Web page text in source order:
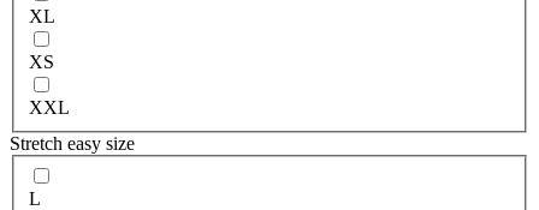
XL
XS
XXL
Stretch easy size
L